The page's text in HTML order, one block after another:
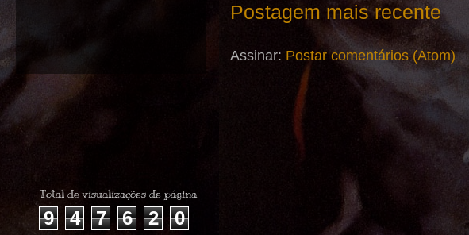
Postagem mais recente
Assinar: Postar comentários (Atom)
Total de visualizações de página
9 4 7 6 2 0